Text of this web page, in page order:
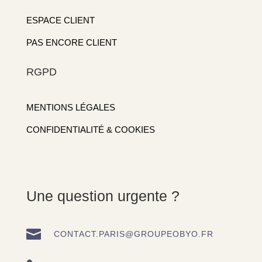
ESPACE CLIENT
PAS ENCORE CLIENT
RGPD
MENTIONS LÉGALES
CONFIDENTIALITÉ & COOKIES
Une question urgente ?
 CONTACT.PARIS@GROUPEOBYO.FR